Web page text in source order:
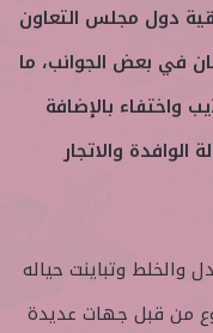
دول مجلس التعاون
في بعض الجوانب، ما
واختفاء بالإضافة
الوافدة والاتجار
والخلط وتباينت حياله
من قبل جهات عديدة